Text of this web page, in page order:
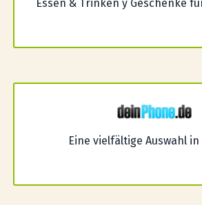
Essen & Trinken y Geschenke
Eine vielfältige Auswahl in